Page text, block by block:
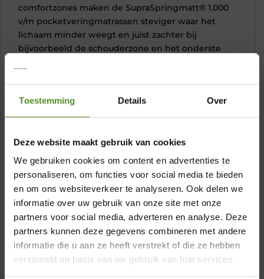
Toestemming Details Over
Deze website maakt gebruik van cookies
We gebruiken cookies om content en advertenties te
personaliseren, om functies voor social media te bieden
en om ons websiteverkeer te analyseren. Ook delen we
informatie over uw gebruik van onze site met onze
partners voor social media, adverteren en analyse. Deze
partners kunnen deze gegevens combineren met andere
informatie die u aan ze heeft verstrekt of die ze hebben
verzameld op basis van uw gebruik van hun services.
comfortzones maken de SupraSpringmatt® 1.000
v/m pocketveringmatrassen steviger waar het
lichaam minder weegt en juist zachter bij
bijvoorbeeld de schouderzone en het onderste
zijn voorzien van een elastische, hygiënisch en
volledig anti-allergische stretch tijk met Sensity
uitmuntend goede ventilatie op. De complete
matrastijk is volledig afneembaar en wasbaar.
Topmatras Excite HR koudschuim
Koudschuim matrastopper Excite HR koudschuim
zorgt voor een uitmuntend goede nachtrust. Dit
topmatras heeft een opencelstructuur waardoor
het topmatras uitstekend geventileerd wordt en
een goede vochtregulatie heeft. Hierdoor blijft het
topmatras ook koel in de zomer terwijl het in de
Showroom Breda
×